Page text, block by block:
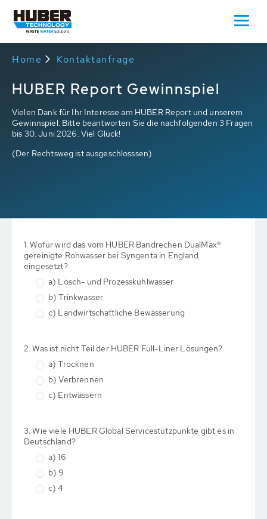
Home Kontaktanfrage
HUBER Report Gewinnspiel
Vielen Dank für Ihr Interesse am HUBER Report und unserem
Gewinnspiel. Bitte beantworten Sie die nachfolgenden 3 Fragen
bis 30. Juni 2026. Viel Glück!
(Der Rechtsweg ist ausgeschlosssen)
1. Wofür wird das vom HUBER Bandrechen DualMax®
gereinigte Rohwasser bei Syngenta in England
eingesetzt?
a) Lösch- und Prozesskühlwasser
b) Trinkwasser
c) Landwirtschaftliche Bewässerung
2. Was ist nicht Teil der HUBER Full-Liner Lösungen?
a) Trocknen
b) Verbrennen
c) Entwässern
3. Wie viele HUBER Global Servicestützpunkte gibt es in
Deutschland?
a) 16
b) 9
c) 4